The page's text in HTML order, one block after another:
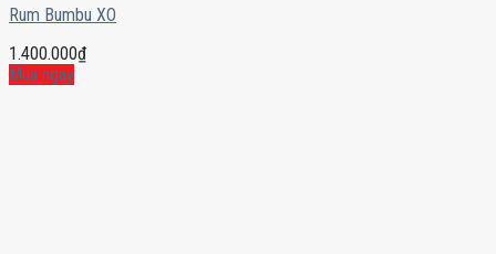
Rum Bumbu XO
1.400.000₫
Mua ngay